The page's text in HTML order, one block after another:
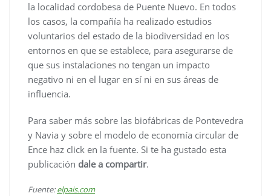
la localidad cordobesa de Puente Nuevo. En todos
los casos, la compañía ha realizado estudios
voluntarios del estado de la biodiversidad en los
entornos en que se establece, para asegurarse de
que sus instalaciones no tengan un impacto
negativo ni en el lugar en sí ni en sus áreas de
influencia.
Para saber más sobre las biofábricas de Pontevedra
y Navia y sobre el modelo de economía circular de
Ence haz click en la fuente. Si te ha gustado esta
publicación dale a compartir.
Fuente:elpais.com